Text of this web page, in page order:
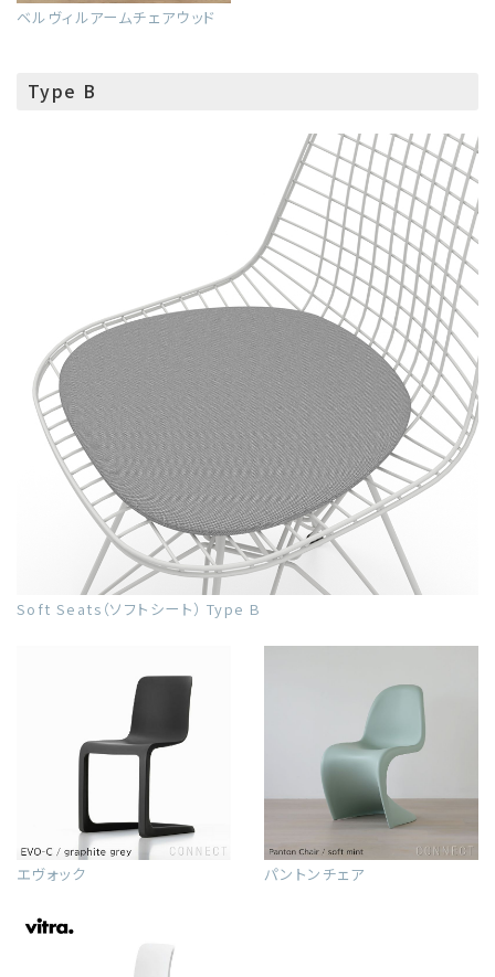
ベルヴィルアームチェアウッド
Type B
Soft Seats（ソフトシート） Type B
エヴォック パントンチェア